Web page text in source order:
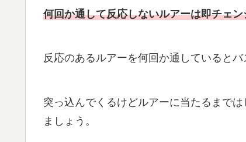
何回か通して反応しないルアーは即チェン
反応のあるルアーを何回か通しているとバ
突っ込んでくるけどルアーに当たるまでは
ましょう。